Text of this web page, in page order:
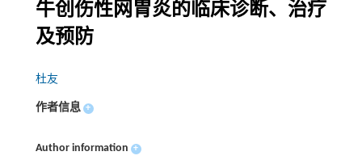
牛创伤性网胃炎的临床诊断、治疗
及预防
杜友
作者信息 +
Author information +